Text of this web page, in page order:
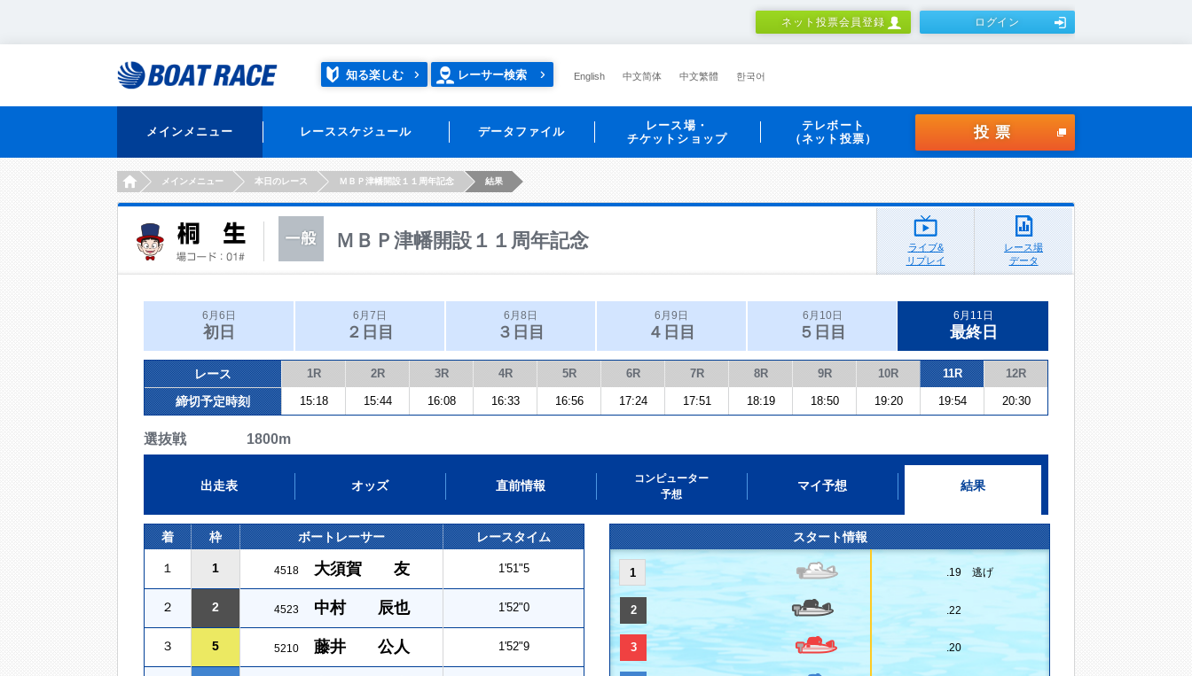
ネット投票会員登録 ログイン
知る楽しむ レーサー検索 English 中文简体 中文繁體 한국어
メインメニュー レーススケジュール データファイル
レース場・
チケットショップ
テレボート
（ネット投票）
投票
HOMEメインメニュー 本日のレース ＭＢＰ津幡開設１１周年記念 結果
ＭＢＰ津幡開設１１周年記念
ライブ&
リプレイ
レース場
データ
6月6日
初日
6月7日
２日目
6月8日
３日目
6月9日
４日目
6月10日
５日目
6月11日
最終日
レース 1R 2R 3R 4R 5R 6R 7R 8R 9R 10R 11R 12R
締切予定時刻 15:18 15:44 16:08 16:33 16:56 17:24 17:51 18:19 18:50 19:20 19:54 20:30
選抜戦 1800m
出走表 オッズ 直前情報
コンピューター
予想
マイ予想 結果
着 枠 ボートレーサー レースタイム
１ 1 4518 大須賀 友 1'51"5
２ 2 4523 中村 辰也 1'52"0
３ 5 5210 藤井 公人 1'52"9
スタート情報
1 .19 逃げ
2 .22
3 .20